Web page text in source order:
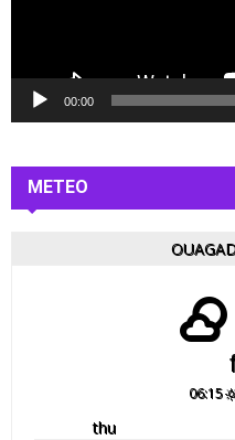
d
o
00:00
METEO
06:15
thu